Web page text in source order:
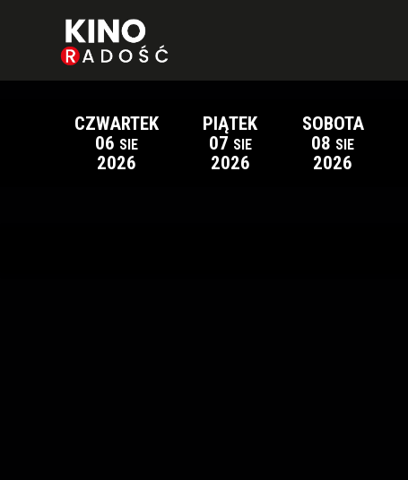
CZWARTEK
06 SIE
2026
PIĄTEK
07 SIE
2026
SOBOTA
08 SIE
2026